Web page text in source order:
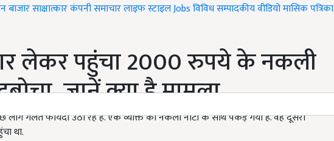
बाजारसाक्षात्कारकंपनी समाचारलाइफ स्टाइलJobsविविधसम्पादकीयवीडियोमासिक पत्रिका
लेकर पहुंचा 2000 रुपये के नकली
जानें क्या है मामला
लोग गलत फायदा उठा रहे हैं. एक व्यक्ति को नकली नोटों के साथ पकड़ गया है. वह दूसरी
था.